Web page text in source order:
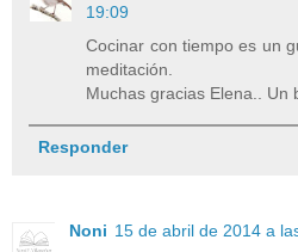
19:09
Cocinar con tiempo es un
meditación.
Muchas gracias Elena.. Un
Responder
Noni 15 de abril de 2014 a